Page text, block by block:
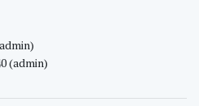
(admin)